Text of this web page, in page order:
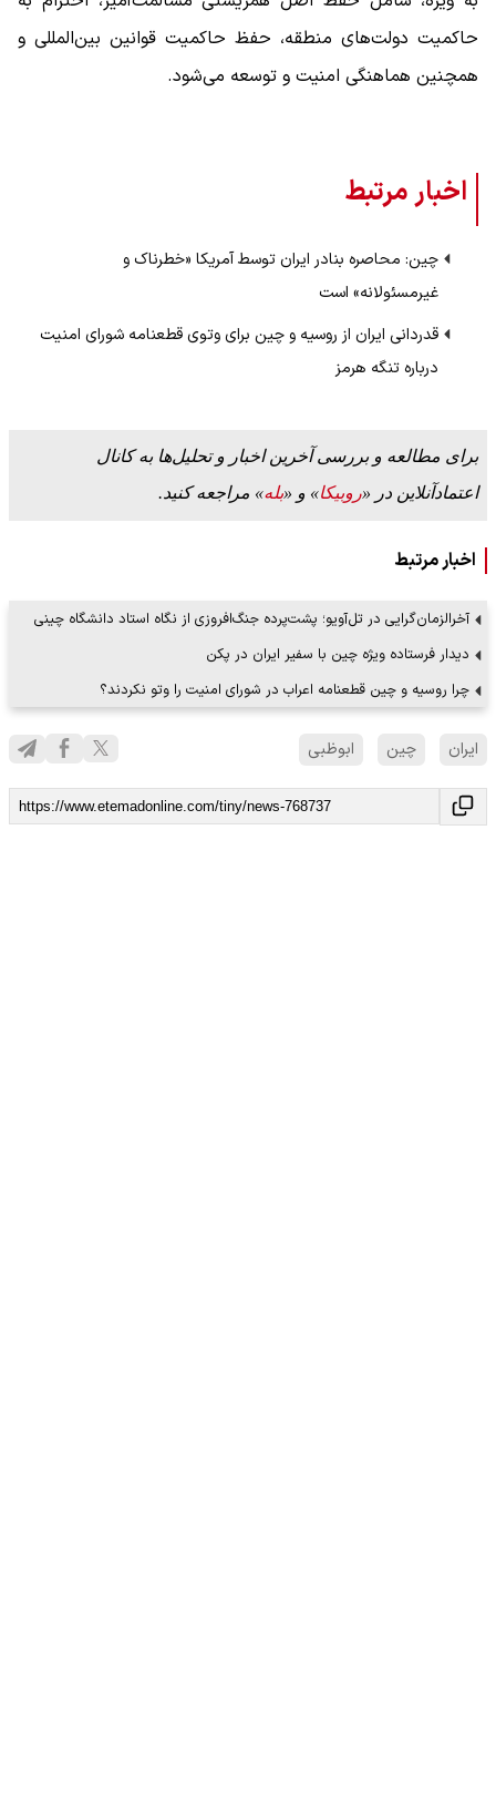
حاکمیت دولت‌های منطقه، حفظ حاکمیت قوانین بین‌المللی و
همچنین هماهنگی امنیت و توسعه می‌شود.
اخبار مرتبط
چین: محاصره بنادر ایران توسط آمریکا «خطرناک و
غیرمسئولانه» است
قدردانی ایران از روسیه و چین برای وتوی قطعنامه شورای امنیت
درباره تنگه هرمز
برای مطالعه و بررسی آخرین اخبار و تحلیل‌ها به کانال
اعتمادآنلاین در «روبیکا» و «بله» مراجعه کنید.
اخبار مرتبط
آخرالزمان‌گرایی در تل‌آویو؛ پشت‌پرده جنگ‌افروزی از نگاه استاد دانشگاه چینی
دیدار فرستاده ویژه چین با سفیر ایران در پکن
چرا روسیه و چین قطعنامه اعراب در شورای امنیت را وتو نکردند؟
ایران چین ابوظبی